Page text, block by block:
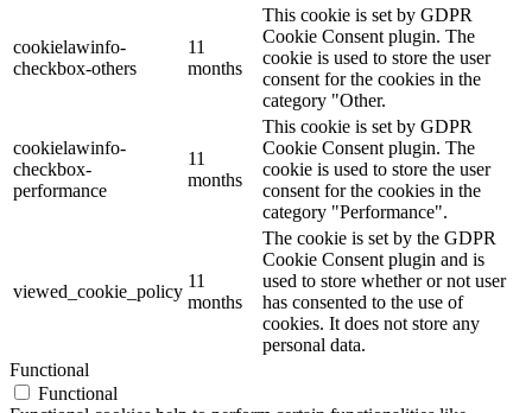
cookielawinfo-
checkbox-others
11
months
This cookie is set by GDPR
Cookie Consent plugin. The
cookie is used to store the user
consent for the cookies in the
category "Other.
cookielawinfo-
checkbox-
performance
11
months
This cookie is set by GDPR
Cookie Consent plugin. The
cookie is used to store the user
consent for the cookies in the
category "Performance".
viewed_cookie_policy
11
months
The cookie is set by the GDPR
Cookie Consent plugin and is
used to store whether or not user
has consented to the use of
cookies. It does not store any
personal data.
Functional
Functional